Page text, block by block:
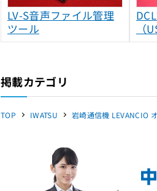
LV-S音声ファイル管理
ツール
（
掲載カテゴリ
TOP IWATSU 岩崎通信機 LEVANCIO